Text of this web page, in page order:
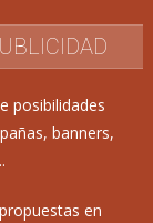
posibilidades
banners,
en